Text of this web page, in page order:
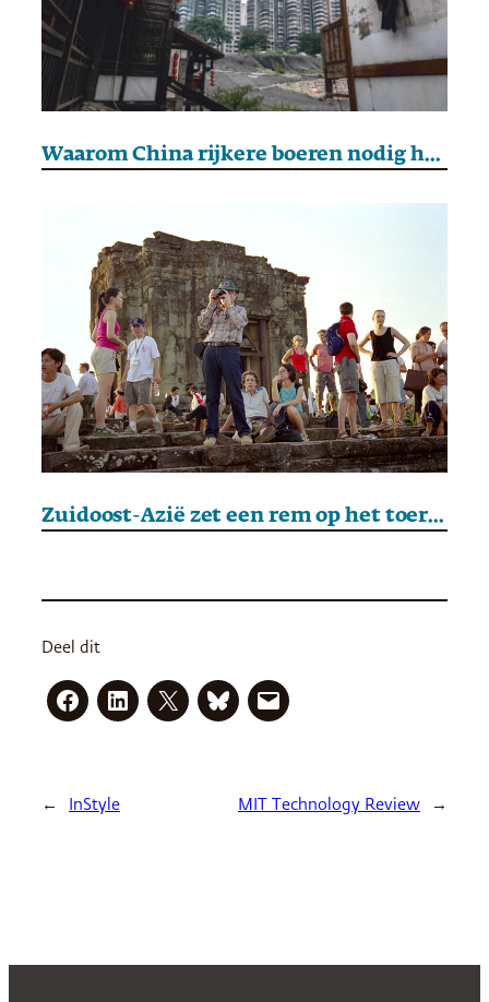
Waarom China rijkere boeren nodig heeft
Zuidoost-Azië zet een rem op het toerisme
Deel dit
← InStyle MIT Technology Review →